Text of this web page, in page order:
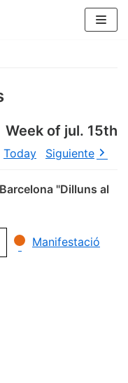
Week of jul. 15th
Today Siguiente
"Dilluns al
Manifestació